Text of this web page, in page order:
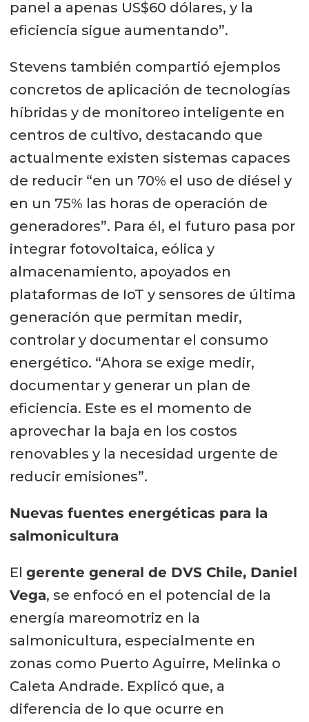
panel a apenas US$60 dólares, y la
eficiencia sigue aumentando”.
Stevens también compartió ejemplos
concretos de aplicación de tecnologías
híbridas y de monitoreo inteligente en
centros de cultivo, destacando que
actualmente existen sistemas capaces
de reducir “en un 70% el uso de diésel y
en un 75% las horas de operación de
generadores”. Para él, el futuro pasa por
integrar fotovoltaica, eólica y
almacenamiento, apoyados en
plataformas de IoT y sensores de última
generación que permitan medir,
controlar y documentar el consumo
energético. “Ahora se exige medir,
documentar y generar un plan de
eficiencia. Este es el momento de
aprovechar la baja en los costos
renovables y la necesidad urgente de
reducir emisiones”.
Nuevas fuentes energéticas para la
salmonicultura
El gerente general de DVS Chile, Daniel
Vega, se enfocó en el potencial de la
energía mareomotriz en la
salmonicultura, especialmente en
zonas como Puerto Aguirre, Melinka o
Caleta Andrade. Explicó que, a
diferencia de lo que ocurre en